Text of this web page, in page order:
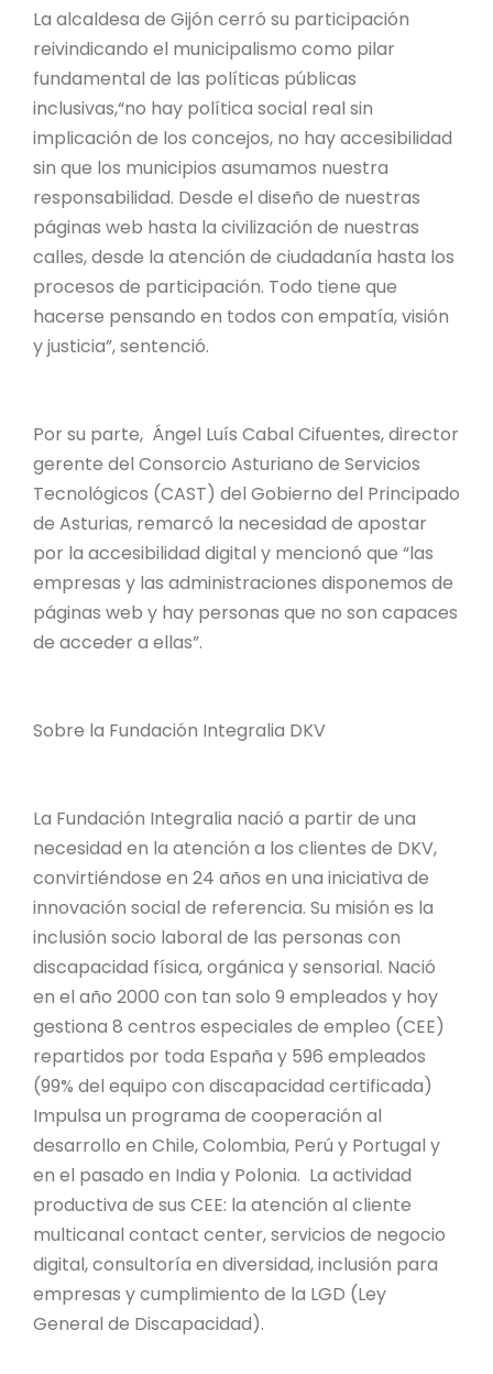
La alcaldesa de Gijón cerró su participación
reivindicando el municipalismo como pilar
fundamental de las políticas públicas
inclusivas,“no hay política social real sin
implicación de los concejos, no hay accesibilidad
sin que los municipios asumamos nuestra
responsabilidad. Desde el diseño de nuestras
páginas web hasta la civilización de nuestras
calles, desde la atención de ciudadanía hasta los
procesos de participación. Todo tiene que
hacerse pensando en todos con empatía, visión
y justicia”, sentenció.
Por su parte, Ángel Luís Cabal Cifuentes, director
gerente del Consorcio Asturiano de Servicios
Tecnológicos (CAST) del Gobierno del Principado
de Asturias, remarcó la necesidad de apostar
por la accesibilidad digital y mencionó que “las
empresas y las administraciones disponemos de
páginas web y hay personas que no son capaces
de acceder a ellas”.
Sobre la Fundación Integralia DKV
La Fundación Integralia nació a partir de una
necesidad en la atención a los clientes de DKV,
convirtiéndose en 24 años en una iniciativa de
innovación social de referencia. Su misión es la
inclusión socio laboral de las personas con
discapacidad física, orgánica y sensorial. Nació
en el año 2000 con tan solo 9 empleados y hoy
gestiona 8 centros especiales de empleo (CEE)
repartidos por toda España y 596 empleados
(99% del equipo con discapacidad certificada)
Impulsa un programa de cooperación al
desarrollo en Chile, Colombia, Perú y Portugal y
en el pasado en India y Polonia. La actividad
productiva de sus CEE: la atención al cliente
multicanal contact center, servicios de negocio
digital, consultoría en diversidad, inclusión para
empresas y cumplimiento de la LGD (Ley
General de Discapacidad).